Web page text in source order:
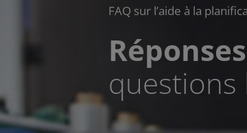
FAQ sur l’aide à la
questions